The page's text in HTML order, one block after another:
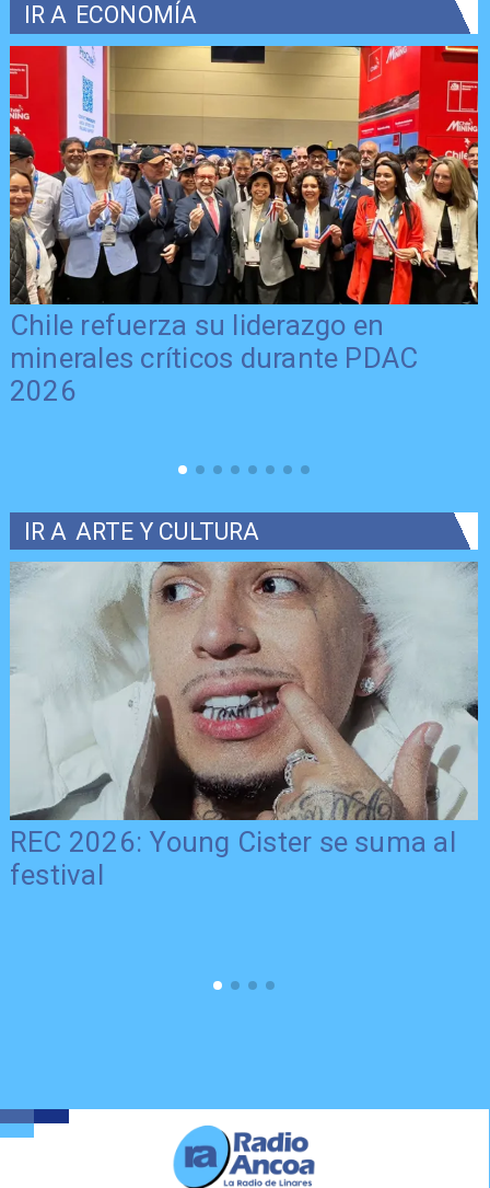
IR A ECONOMÍA
Chile refuerza su liderazgo en
minerales críticos durante PDAC
2026
IR A ARTE Y CULTURA
REC 2026: Young Cister se suma al
festival